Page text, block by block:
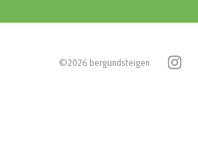
©2026 bergundsteigen